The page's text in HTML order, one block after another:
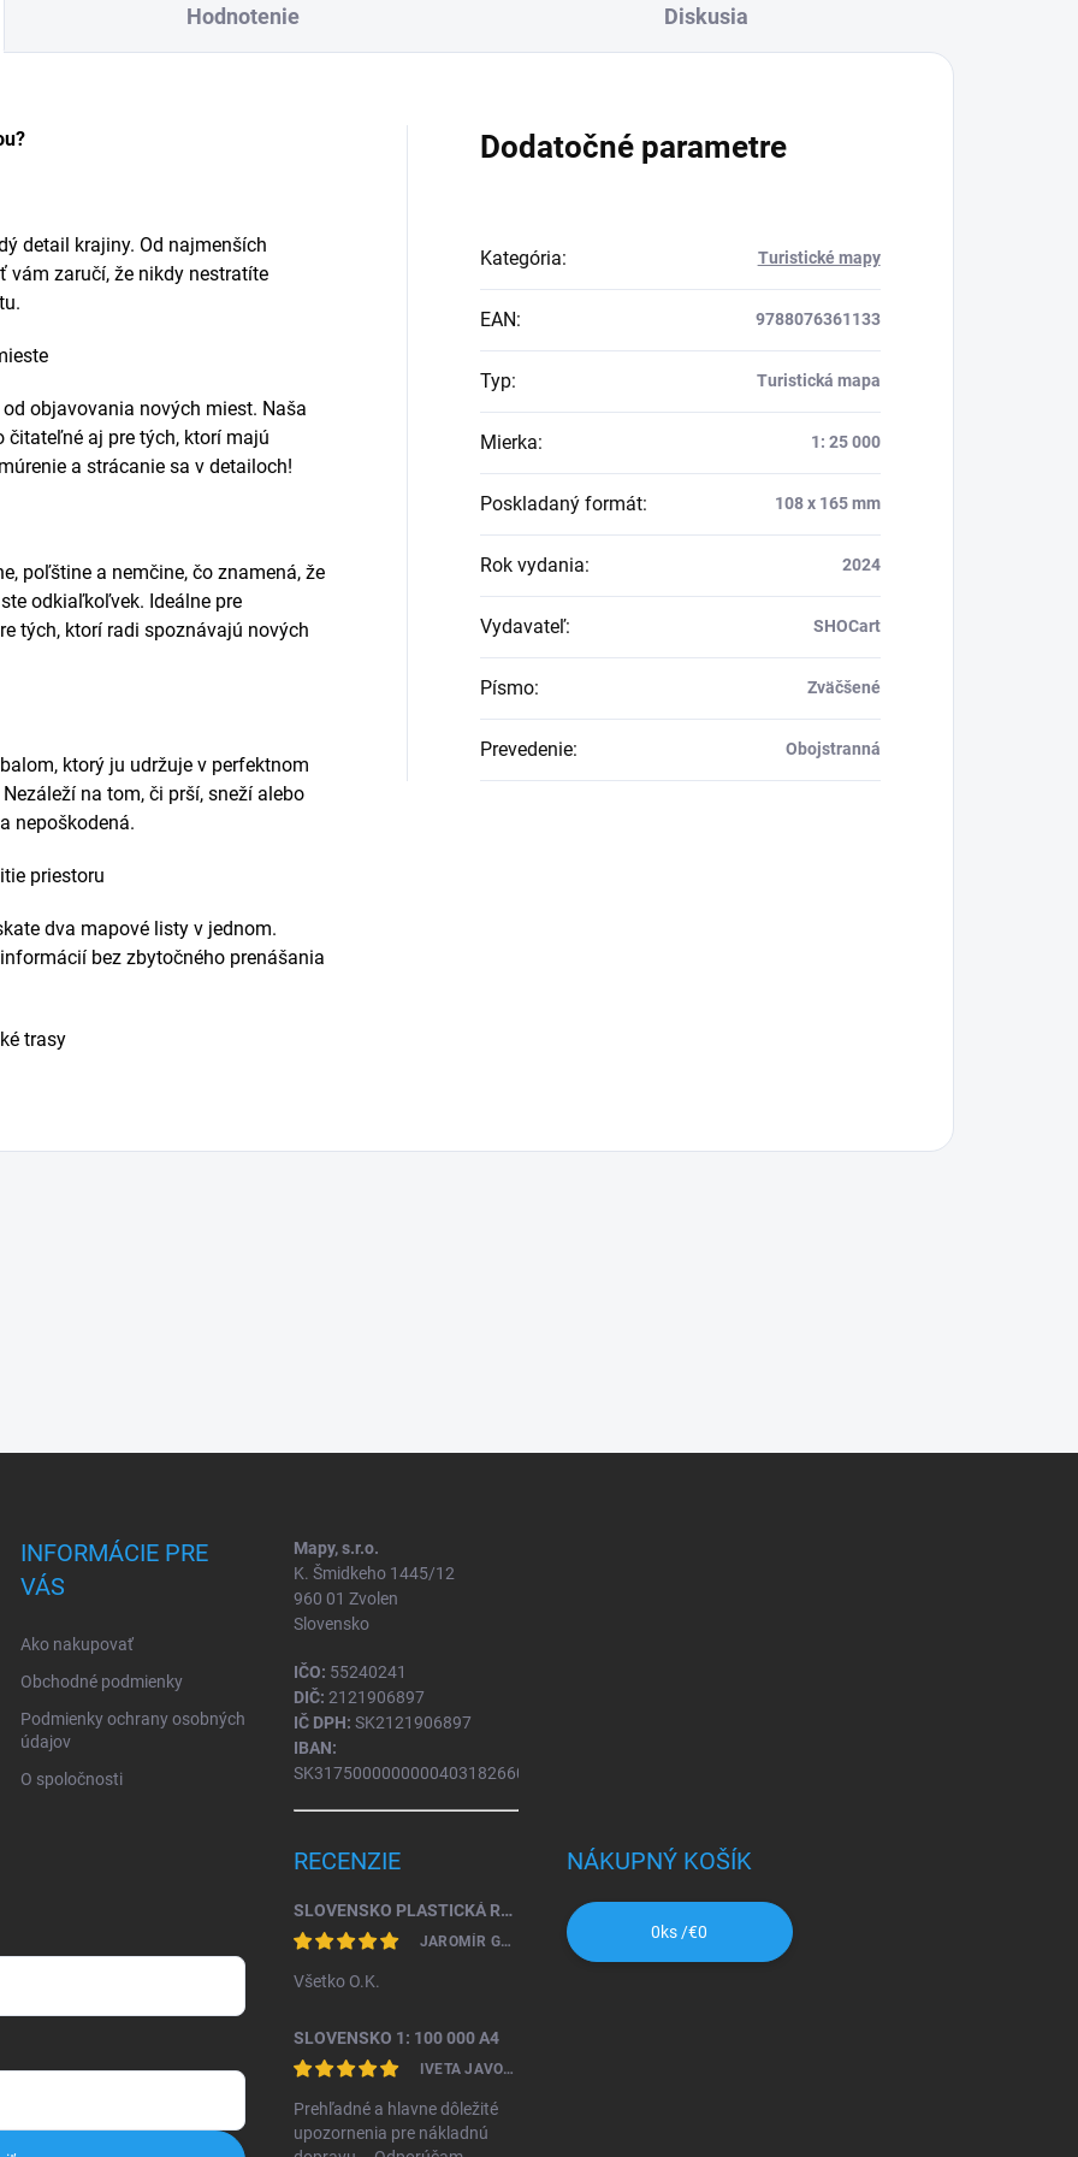
Hodnotenie Diskusia
detail krajiny. Od najmenších
vám zaručí, že nikdy nestratíte
objavovania nových miest. Naša
čitateľné aj pre tých, ktorí majú
a strácanie sa v detailoch!
poľštine a nemčine, čo znamená, že
odkiaľkoľvek. Ideálne pre
tých, ktorí radi spoznávajú nových
ktorý ju udržuje v perfektnom
na tom, či prší, sneží alebo
nepoškodená.
priestoru
dva mapové listy v jednom.
bez zbytočného prenášania
trasy
Dodatočné parametre
Kategória: Turistické mapy
EAN: 9788076361133
Typ: Turistická mapa
Mierka: 1: 25 000
Poskladaný formát: 108 x 165 mm
Rok vydania: 2024
Vydavateľ: SHOCart
Písmo: Zväčšené
Prevedenie: Obojstranná
INFORMÁCIE PRE
VÁS
Ako nakupovať
Obchodné podmienky
Podmienky ochrany osobných
údajov
O spoločnosti
Mapy, s.r.o.
K. Šmidkeho 1445/12
960 01 Zvolen
Slovensko
IČO: 55240241
DIČ: 2121906897
IČ DPH: SK2121906897
IBAN:
SK31750000000004031826604
RECENZIE
SLOVENSKO PLASTICKÁ RELIÉFNA MAPA 1: 450 000
JAROMÍR GAŽO
Všetko O.K.
SLOVENSKO 1: 100 000 A4
IVETA JAVORKOVÁ KAMHALOVÁ
Prehľadné a hlavne dôležité
upozornenia pre nákladnú
NÁKUPNÝ KOŠÍK
0ks /€0